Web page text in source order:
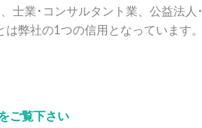
士業･コンサルタント業、公益法人･
弊社の1つの信用となっています。
ご覧下さい